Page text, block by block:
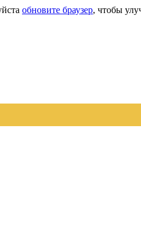
обновите браузер, чтобы